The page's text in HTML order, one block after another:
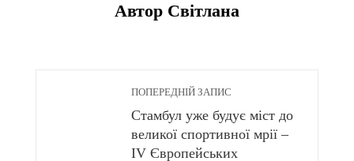
Автор Світлана
ПОПЕРЕДНІЙ ЗАПИС
Стамбул уже будує міст до
великої спортивної мрії –
IV Європейських